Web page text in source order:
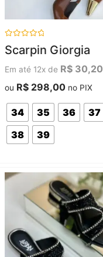
0
Scarpin Giorgia
Em até 12x de R$ 30,20
ou R$ 298,00 no PIX
34 35 36
37
38
39